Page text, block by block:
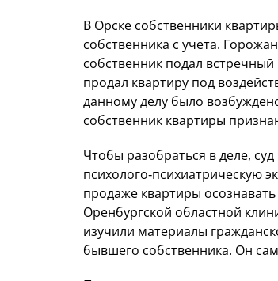
В Орске собственники
собственника с учета.
собственник подал
продал квартиру под
данному делу было
собственник квартиры
Чтобы разобраться в деле,
психолого‑психиатрическую
продаже квартиры
Оренбургской областной
изучили материалы
бывшего собственника. Он